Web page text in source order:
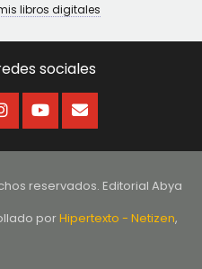
libros digitales
sociales
reservados. Editorial Abya
porHipertexto - Netizen,